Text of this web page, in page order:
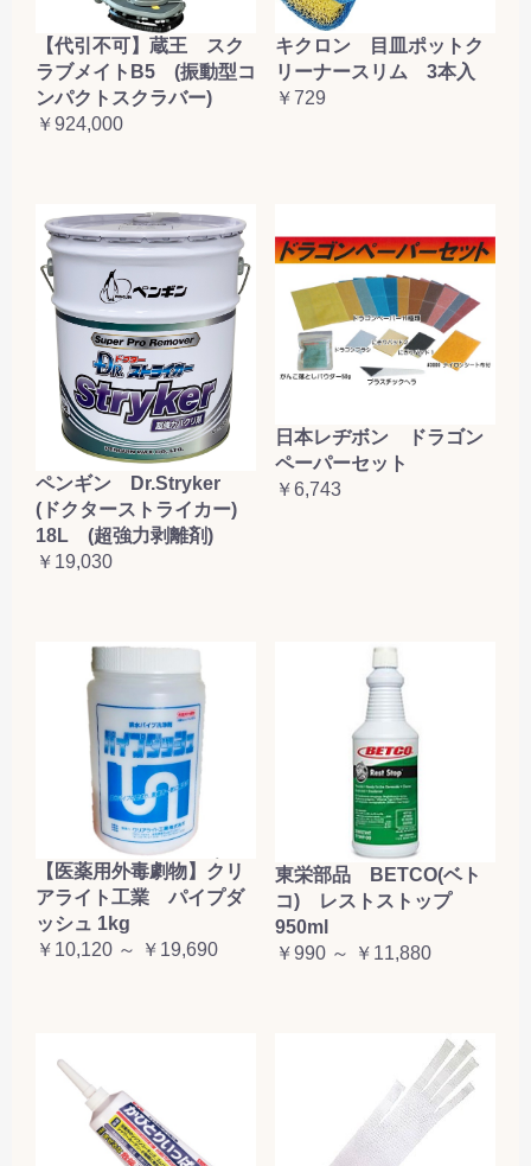
【代引不可】蔵王 スク
ラブメイトB5 (振動型コ
ンパクトスクラバー)
￥924,000
キクロン 目皿ポットク
リーナースリム 3本入
￥729
ペンギン Dr.Stryker
(ドクターストライカー)
18L (超強力剥離剤)
￥19,030
日本レヂボン ドラゴン
ペーパーセット
￥6,743
【医薬用外毒劇物】クリ
アライト工業 パイプダ
ッシュ 1kg
￥10,120 ～ ￥19,690
東栄部品 BETCO(ベト
コ) レストストップ
950ml
￥990 ～ ￥11,880